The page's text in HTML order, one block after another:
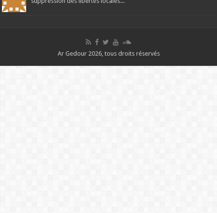
Ar Gedour 2026, tous droits réservés